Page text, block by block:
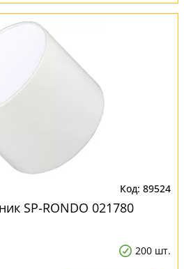
89524
SP-RONDO 021780
200 шт.